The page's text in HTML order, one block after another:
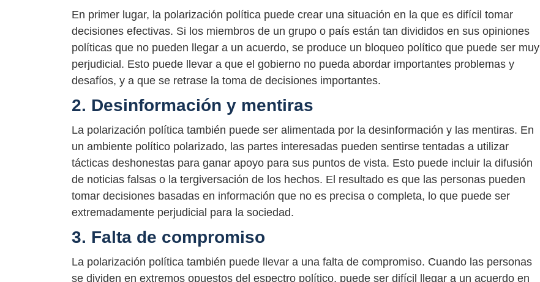
En primer lugar, la polarización política puede crear una situación en la que es difícil tomar
decisiones efectivas. Si los miembros de un grupo o país están tan divididos en sus opiniones
políticas que no pueden llegar a un acuerdo, se produce un bloqueo político que puede ser muy
perjudicial. Esto puede llevar a que el gobierno no pueda abordar importantes problemas y
desafíos, y a que se retrase la toma de decisiones importantes.
2. Desinformación y mentiras
La polarización política también puede ser alimentada por la desinformación y las mentiras. En
un ambiente político polarizado, las partes interesadas pueden sentirse tentadas a utilizar
tácticas deshonestas para ganar apoyo para sus puntos de vista. Esto puede incluir la difusión
de noticias falsas o la tergiversación de los hechos. El resultado es que las personas pueden
tomar decisiones basadas en información que no es precisa o completa, lo que puede ser
extremadamente perjudicial para la sociedad.
3. Falta de compromiso
La polarización política también puede llevar a una falta de compromiso. Cuando las personas
se dividen en extremos opuestos del espectro político, puede ser difícil llegar a un acuerdo en